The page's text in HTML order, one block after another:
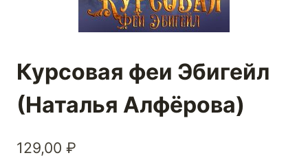
Курсовая феи Эбигейл
(Наталья Алфёрова)
129,00 ₽